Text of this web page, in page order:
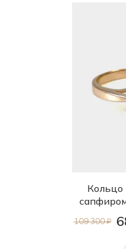
Кольцо
109 300 ₽